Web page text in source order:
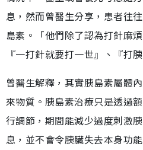
息，然而曾醫生分享，患者往
島素。「他們除了認為打針麻
『一打針就要打一世』、『打
曾醫生解釋，其實胰島素屬體
來物質。胰島素治療只是透過
行調節，期間能減少過度刺激
息，並不會令胰臟失去本身功